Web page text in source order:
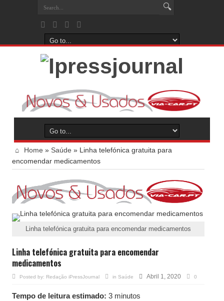
Home » Saúde » Linha telefónica gratuita para
encomendar medicamentos
Linha telefónica gratuita para encomendar medicamentos
Linha telefónica gratuita para encomendar
medicamentos
Posted by: Redação iPressJournal in Saúde Abril 1, 2020 0
Tempo de leitura estimado: 3 minutos